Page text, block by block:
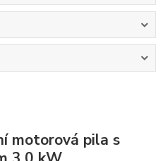
motorová pila s